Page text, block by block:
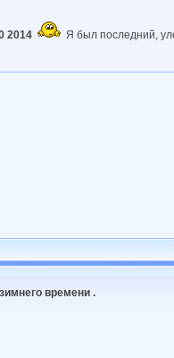
2014 Я был последний,
времени .